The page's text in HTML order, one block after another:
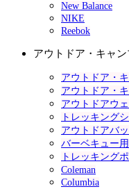
New Balance
NIKE
Reebok
アウトドア・キャ
アウトドア・
アウトドア・
アウトドアウ
トレッキング
アウトドアバ
バーベキュー
トレッキング
Coleman
Columbia